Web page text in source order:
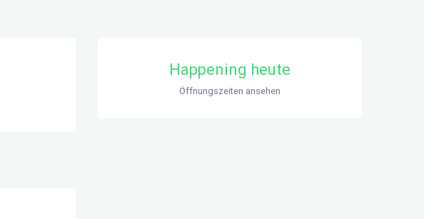
Öffnungszeiten & Kontaktdaten
Happening heute
Öffnungszeiten ansehen